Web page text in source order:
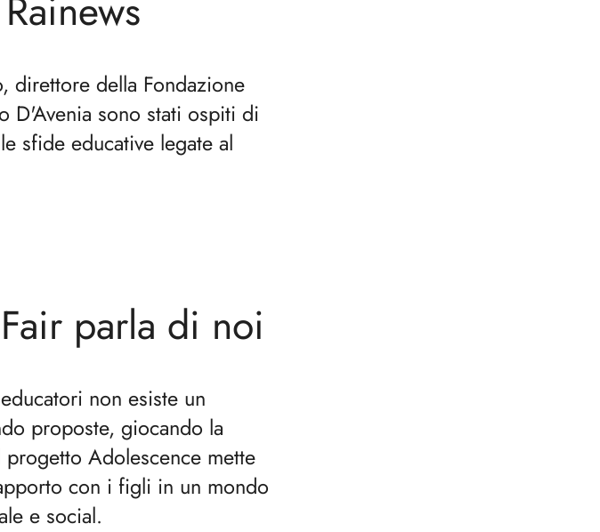
direttore della Fondazione
D'Avenia sono stati ospiti di
sfide educative legate al
parla di noi
non esiste un
proposte, giocando la
Adolescence mette
con i figli in un mondo
e social.